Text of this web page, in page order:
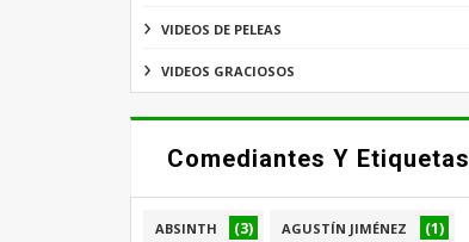
VIDEOS DE PELEAS
VIDEOS GRACIOSOS
Comediantes Y Etiquetas
ABSINTH (3) AGUSTÍN JIMÉNEZ (1)